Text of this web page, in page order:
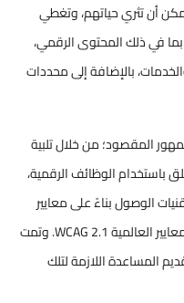
أن تثري حياتهم، وتغطي
في ذلك المحتوى الرقمي،
بالإضافة إلى محددات
المقصود؛ من خلال تلبية
باستخدام الوظائف الرقمية،
الوصول بناءً على معايير
المواقع الحكومية الأردنية والتي تغطية المعايير العالمية WCAG 2.1. وتمت
المساعدة اللازمة لتلك